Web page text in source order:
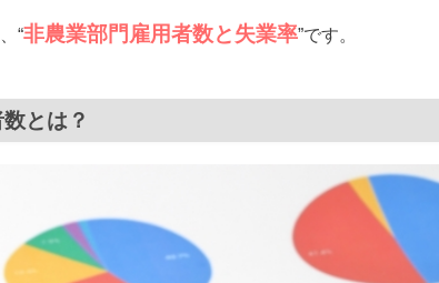
“非農業部門雇用者数と失業率”です。
とは？